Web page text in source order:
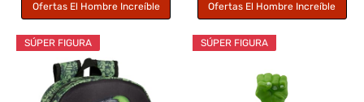
Ofertas El Hombre Increíble Ofertas El Hombre Increíble
SÚPER FIGURA SÚPER FIGURA